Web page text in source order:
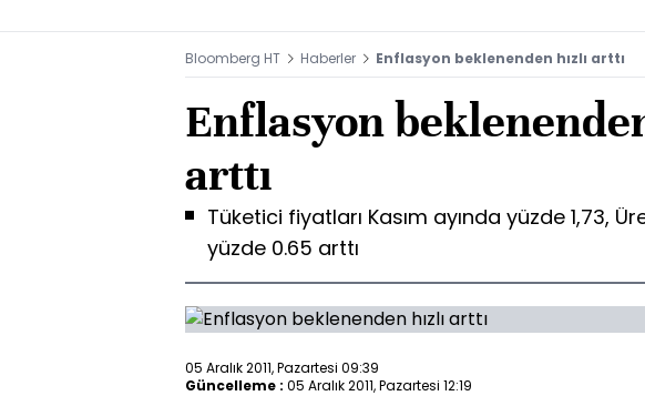
Bloomberg HT Haberler Enflasyon beklenenden hızlı arttı
Enflasyon
arttı
Tüketici fiyatları Kasım ayında yüzde 1,73,
yüzde 0.65 arttı
05 Aralık 2011, Pazartesi 09:39
Güncelleme : 05 Aralık 2011, Pazartesi 12:19